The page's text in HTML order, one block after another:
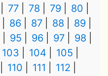
77 78 79
80
86 87 88
89
95 96 97
98
103 104
105
110 111
112